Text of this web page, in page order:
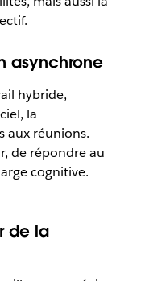
asynchrone
hybride,
la
aux réunions.
de répondre au
cognitive.
de la